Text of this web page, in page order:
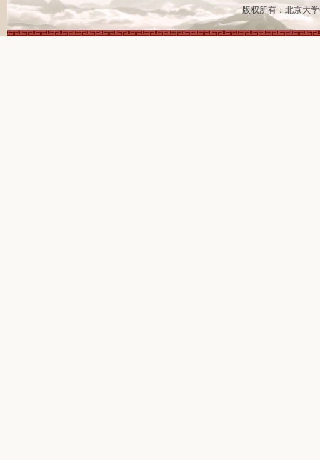
版权所有：北京大